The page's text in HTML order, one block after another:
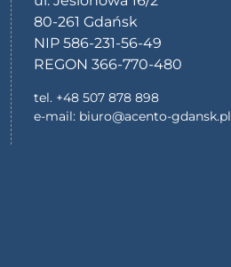
80-261 Gdańsk
NIP 586-231-56-49
REGON 366-770-480
tel. +48 507 878 898
e-mail: biuro@acento-gdansk.pl